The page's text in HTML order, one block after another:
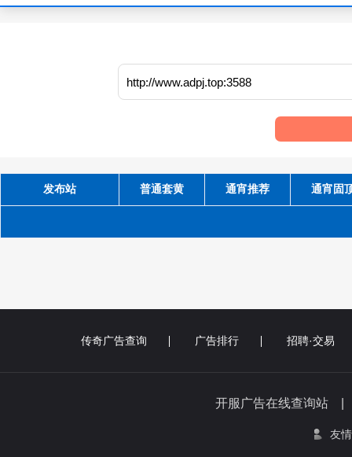
发布站 普通套黄 通宵推荐 通宵固
传奇广告查询 广告排行 招聘·交易
开服广告在线查询站
友